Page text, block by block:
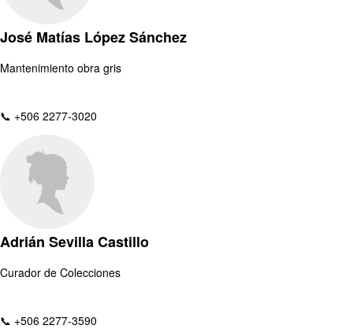
José Matías López Sánchez
Mantenimiento obra gris
📞 +506 2277-3020
Adrián Sevilla Castillo
Curador de Colecciones
📞 +506 2277-3590